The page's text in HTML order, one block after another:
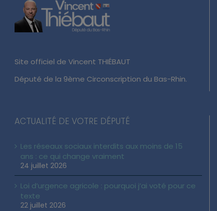
Site officiel de Vincent THIÉBAUT
Député de la 9ème Circonscription du Bas-Rhin.
ACTUALITÉ DE VOTRE DÉPUTÉ
Les réseaux sociaux interdits aux moins de 15
ans : ce qui change vraiment
24 juillet 2026
Loi d’urgence agricole : pourquoi j’ai voté pour ce
texte
22 juillet 2026